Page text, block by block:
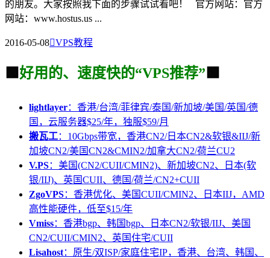
的朋友。大家按照我下面的步骤试试看吧！ 官方网站：官方
网站：www.hostus.us ...
2016-05-08VPS教程
🟩 好用的、速度快的“VPS推荐” 🟩
lightlayer：香港/台湾/菲律宾/泰国/新加坡/美国/英国/德
国，云服务器$25/年，独服$59/月
搬瓦工：10Gbps带宽，香港CN2/日本CN2&软银&IIJ/新
加坡CN2/美国CN2&CMIN2/加拿大CN2/荷兰CU2
V.PS：美国(CN2/CUII/CMIN2)、新加坡CN2、日本(软
银/IIJ)、英国CUII、德国/荷兰/CN2+CUII
ZgoVPS：香港优化、美国CUII/CMIN2、日本IIJ，AMD
高性能硬件，低至$15/年
Vmiss：香港bgp、韩国bgp、日本CN2/软银/IIJ、美国
CN2/CUII/CMIN2、英国住宅/CUII
Lisahost：原生/双ISP/家庭住宅IP，香港、台湾、韩国、